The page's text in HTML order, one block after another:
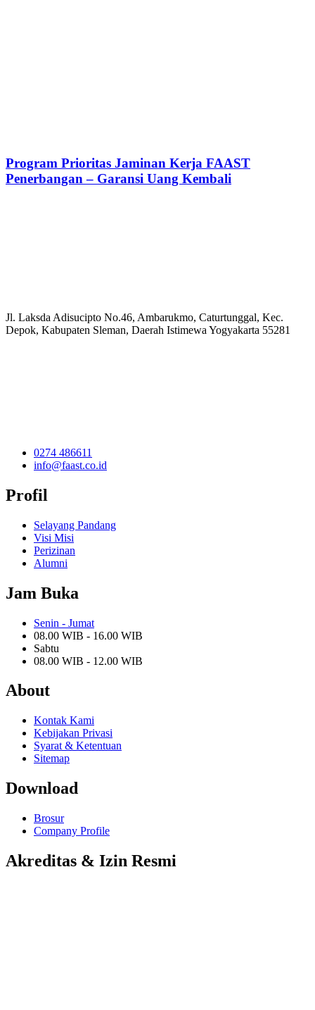
Program Prioritas Jaminan Kerja FAAST
Penerbangan – Garansi Uang Kembali
Jl. Laksda Adisucipto No.46, Ambarukmo, Caturtunggal, Kec.
Depok, Kabupaten Sleman, Daerah Istimewa Yogyakarta 55281
0274 486611
info@faast.co.id
Profil
Selayang Pandang
Visi Misi
Perizinan
Alumni
Jam Buka
Senin - Jumat
08.00 WIB - 16.00 WIB
Sabtu
08.00 WIB - 12.00 WIB
About
Kontak Kami
Kebijakan Privasi
Syarat & Ketentuan
Sitemap
Download
Brosur
Company Profile
Akreditas & Izin Resmi